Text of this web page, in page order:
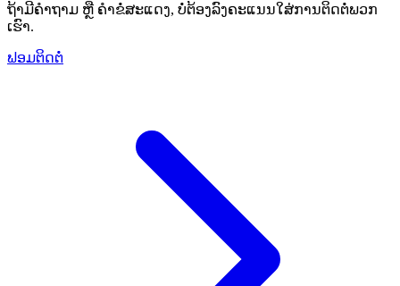
ຖ້າມີຄໍາຖາມ ຫຼື ຄໍາຂໍ່ສະແດງ, ບໍ່ຕ້ອງລົງຄະແນນໃສ່ການຕິດຕໍ່ພວກ
ເຮົາ.
ຟອມຕິດຕໍ່